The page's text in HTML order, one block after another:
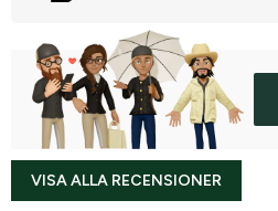
VISA ALLA RECENSIONER